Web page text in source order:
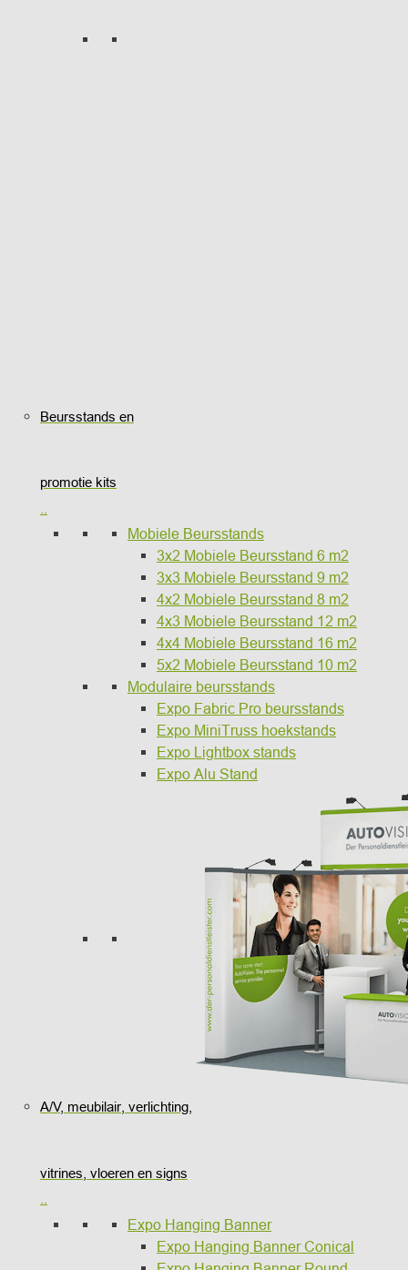
Beursstands en
promotie kits
Mobiele Beursstands
3x2 Mobiele Beursstand 6 m2
3x3 Mobiele Beursstand 9 m2
4x2 Mobiele Beursstand 8 m2
4x3 Mobiele Beursstand 12 m2
4x4 Mobiele Beursstand 16 m2
5x2 Mobiele Beursstand 10 m2
Modulaire beursstands
Expo Fabric Pro beursstands
Expo MiniTruss hoekstands
Expo Lightbox stands
Expo Alu Stand
A/V, meubilair, verlichting,
vitrines, vloeren en signs
Expo Hanging Banner
Expo Hanging Banner Conical